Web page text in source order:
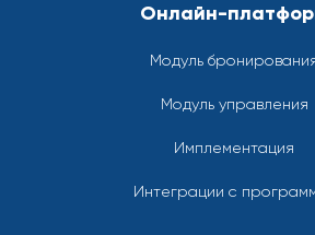
Онлайн-
Модуль
Модуль управления
Имплементация
Интеграции с